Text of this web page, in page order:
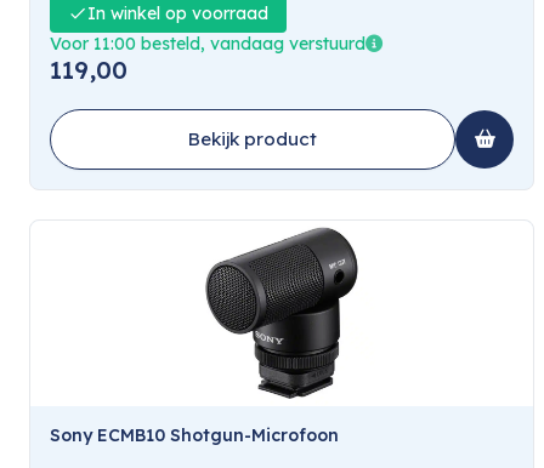
In winkel op voorraad
Voor 11:00 besteld, vandaag verstuurd
119,00
Bekijk product
Sony ECMB10 Shotgun-Microfoon